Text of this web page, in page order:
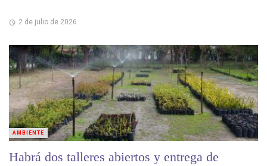
2 de julio de 2026
Habrá dos talleres abiertos y entrega de
AMBIENTE